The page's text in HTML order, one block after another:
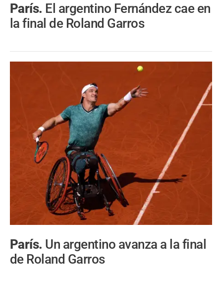
París. El argentino Fernández cae en
la final de Roland Garros
París. Un argentino avanza a la final
de Roland Garros